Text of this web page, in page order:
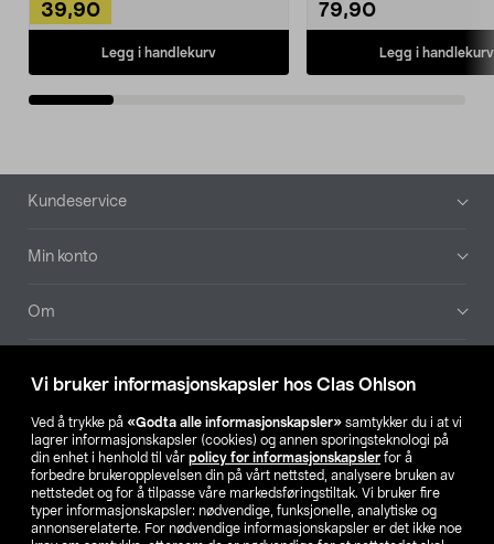
Vi bruker informasjonskapsler hos Clas Ohlson
Ved å trykke på «Godta alle informasjonskapsler» samtykker du i at vi
lagrer informasjonskapsler (cookies) og annen sporingsteknologi på
din enhet i henhold til vår policy for informasjonskapsler for å
forbedre brukeropplevelsen din på vårt nettsted, analysere bruken av
nettstedet og for å tilpasse våre markedsføringstiltak. Vi bruker fire
typer informasjonskapsler: nødvendige, funksjonelle, analytiske og
annonserelaterte. For nødvendige informasjonskapsler er det ikke noe
39,90
Legg i handlekurv
79,90
Legg i handlekurv
Bunntekst
Kundeservice
Min konto
Om
Våre selskaper
Finn din butikk
SE NO FI